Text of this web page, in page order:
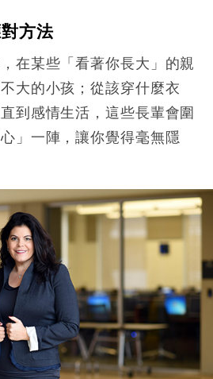
對方法
在某些「看著你長大」的親
大的小孩；從該穿什麼衣
到感情生活，這些長輩會圍
」一陣，讓你覺得毫無隱